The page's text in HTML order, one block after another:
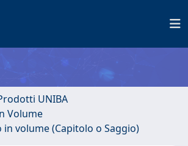
UNIBA
Volume
volume (Capitolo o Saggio)